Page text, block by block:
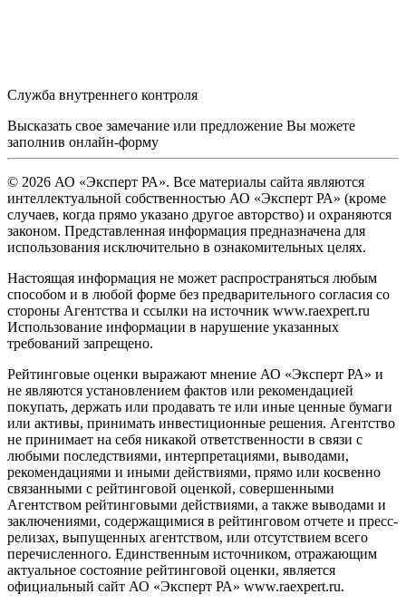
Служба внутреннего контроля
Высказать свое замечание или предложение Вы можете
заполнив онлайн-форму
© 2026 АО «Эксперт РА». Все материалы сайта являются
интеллектуальной собственностью АО «Эксперт РА» (кроме
случаев, когда прямо указано другое авторство) и охраняются
законом. Представленная информация предназначена для
использования исключительно в ознакомительных целях.
Настоящая информация не может распространяться любым
способом и в любой форме без предварительного согласия со
стороны Агентства и ссылки на источник www.raexpert.ru
Использование информации в нарушение указанных
требований запрещено.
Рейтинговые оценки выражают мнение АО «Эксперт РА» и
не являются установлением фактов или рекомендацией
покупать, держать или продавать те или иные ценные бумаги
или активы, принимать инвестиционные решения. Агентство
не принимает на себя никакой ответственности в связи с
любыми последствиями, интерпретациями, выводами,
рекомендациями и иными действиями, прямо или косвенно
связанными с рейтинговой оценкой, совершенными
Агентством рейтинговыми действиями, а также выводами и
заключениями, содержащимися в рейтинговом отчете и пресс-
релизах, выпущенных агентством, или отсутствием всего
перечисленного. Единственным источником, отражающим
актуальное состояние рейтинговой оценки, является
официальный сайт АО «Эксперт РА» www.raexpert.ru.